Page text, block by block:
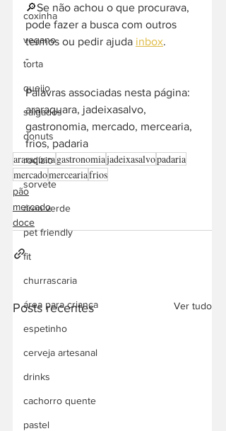
coxinha
vegano
torta
queijo
salgados
donuts
rodízio
sorvete
área verde
pet friendly
fit
churrascaria
área para criança
espetinho
cerveja artesanal
drinks
cachorro quente
pastel
🔎Se não achou o que procurava,
pode fazer a busca com outros
termos ou pedir ajuda inbox.
-
Palavras associadas nesta página:
araraquara, jadeixasalvo,
gastronomia, mercado, mercearia,
frios, padaria
araraquaragastronomiajadeixasalvopadaria
mercadomerceariafrios
pão
mercado
doce
Posts recentes Ver tudo